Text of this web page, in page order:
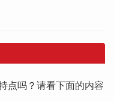
点吗？请看下面的内容